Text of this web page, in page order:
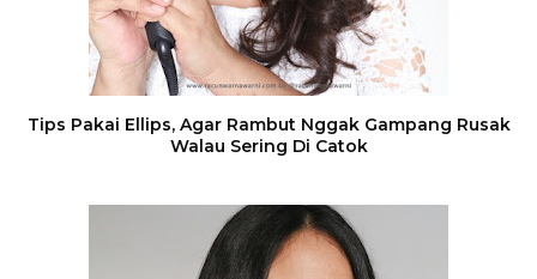
Tips Pakai Ellips, Agar Rambut Nggak Gampang Rusak
Walau Sering Di Catok